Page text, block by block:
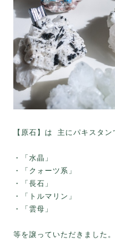
【原石】は 主にパキスタ
・「水晶」
・「クォーツ系」
・「長石」
・「トルマリン」
・「雲母」
等を譲っていただきました。